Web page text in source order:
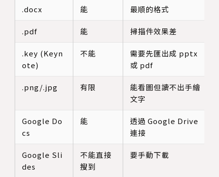
.docx 能 最順的格式
.pdf 能 掃描件效果差
.key (Keyn
ote)
不能
需要先匯出成 pptx
或 pdf
.png/.jpg 有限
能看圖但讀不出手繪
文字
Google Do
cs
能
透過 Google Drive
連接
Google Sli
des
不能直接
搜到
要手動下載